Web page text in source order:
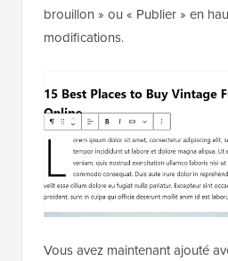
brouillon » ou « Publier » en
modifications.
Vous avez maintenant ajouté